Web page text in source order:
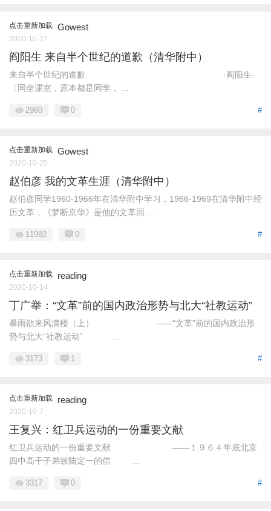
点击重新加载 Gowest
2020-10-27
阎阳生 来自半个世纪的道歉（清华附中）
来自半个世纪的道歉 ·阎阳生·
〔同坐课室，原本都是同学， ...
#
2960 0
点击重新加载 Gowest
2020-10-25
赵伯彦 我的文革生涯（清华附中）
赵伯彦同学1960-1966年在清华附中学习，1966-1969在清华附中经
历文革，《梦断京华》是他的文革回 ...
#
11982 0
点击重新加载 reading
2020-10-14
丁广举：“文革”前的国内政治形势与北大“社教运动”
暴雨欲来风满楼（上） ——“文革”前的国内政治形
势与北大“社教运动” ...
#
3173 1
点击重新加载 reading
2020-10-7
王复兴：红卫兵运动的一份重要文献
红卫兵运动的一份重要文献 ——１９６４年底北京
四中高干子弟致陆定一的信 ...
#
3317 0